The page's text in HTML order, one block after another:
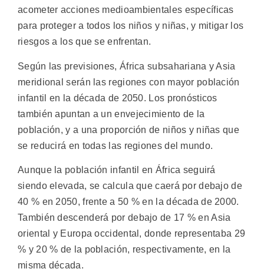
acometer acciones medioambientales específicas
para proteger a todos los niños y niñas, y mitigar los
riesgos a los que se enfrentan.
Según las previsiones, África subsahariana y Asia
meridional serán las regiones con mayor población
infantil en la década de 2050. Los pronósticos
también apuntan a un envejecimiento de la
población, y a una proporción de niños y niñas que
se reducirá en todas las regiones del mundo.
Aunque la población infantil en África seguirá
siendo elevada, se calcula que caerá por debajo de
40 % en 2050, frente a 50 % en la década de 2000.
También descenderá por debajo de 17 % en Asia
oriental y Europa occidental, donde representaba 29
% y 20 % de la población, respectivamente, en la
misma década.